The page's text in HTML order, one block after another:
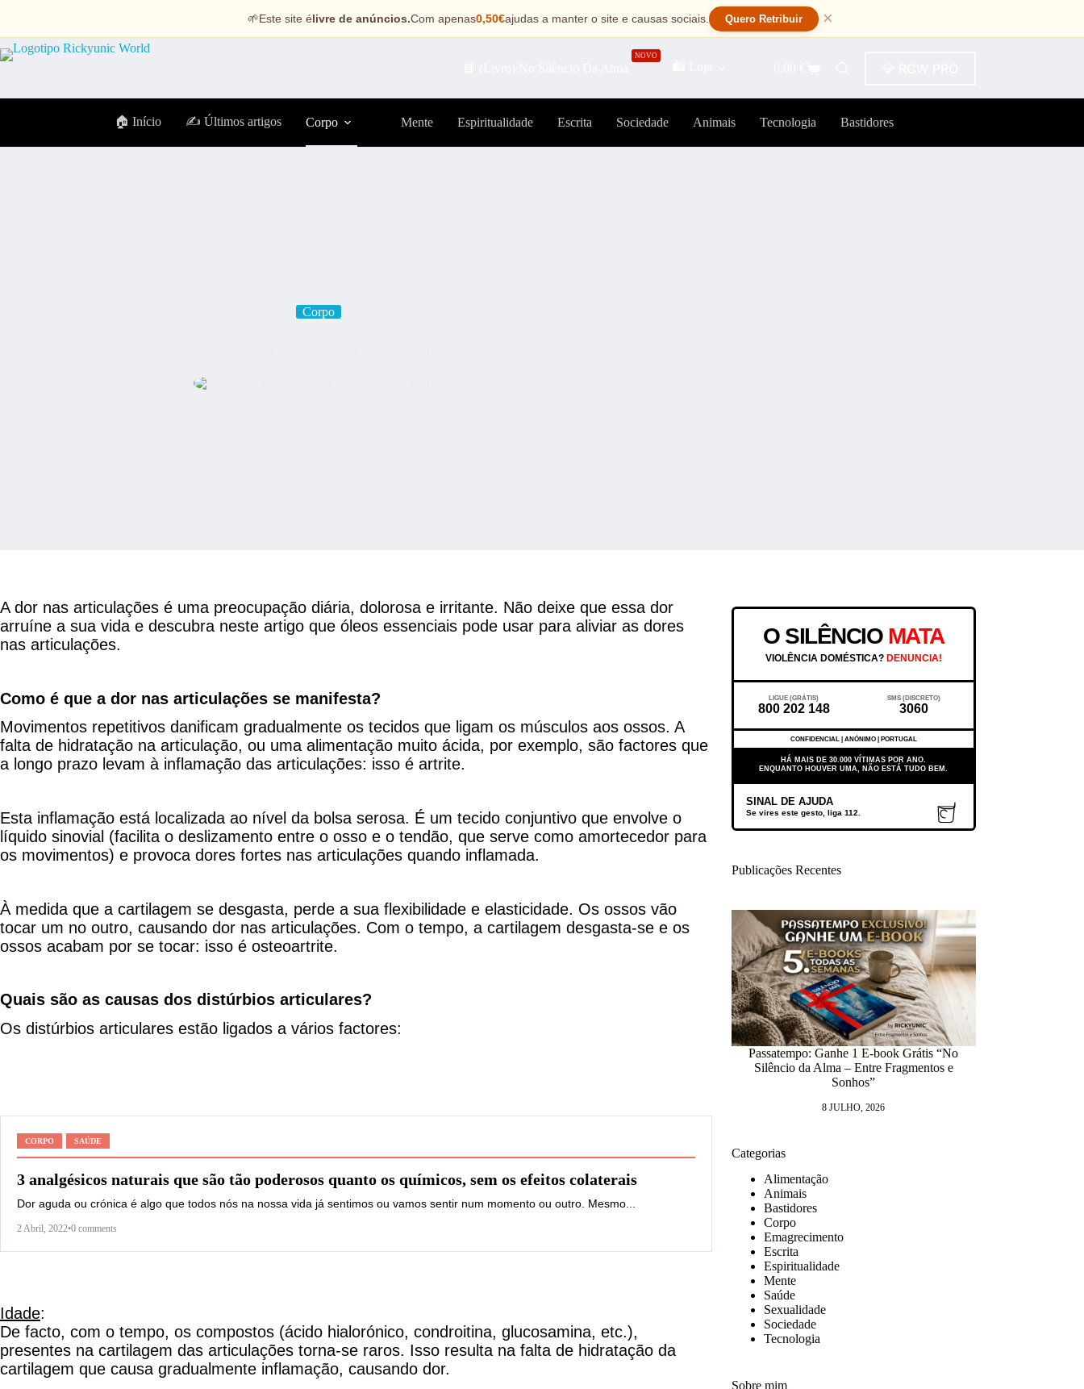
🌱Este site élivre de anúncios.Com apenas0,50€ajudas a manter o site e causas sociais. Quero Retribuir ×
NOVO
🏠 Início ✍️ Últimos artigos Corpo Mente Espiritualidade Escrita Sociedade Animais Tecnologia Bastidores
Corpo
A dor nas articulações é uma preocupação diária, dolorosa e irritante. Não deixe que essa dor
arruíne a sua vida e descubra neste artigo que óleos essenciais pode usar para aliviar as dores
nas articulações.
Como é que a dor nas articulações se manifesta?
Movimentos repetitivos danificam gradualmente os tecidos que ligam os músculos aos ossos. A
falta de hidratação na articulação, ou uma alimentação muito ácida, por exemplo, são factores que
a longo prazo levam à inflamação das articulações: isso é artrite.
Esta inflamação está localizada ao nível da bolsa serosa. É um tecido conjuntivo que envolve o
líquido sinovial (facilita o deslizamento entre o osso e o tendão, que serve como amortecedor para
os movimentos) e provoca dores fortes nas articulações quando inflamada.
À medida que a cartilagem se desgasta, perde a sua flexibilidade e elasticidade. Os ossos vão
tocar um no outro, causando dor nas articulações. Com o tempo, a cartilagem desgasta-se e os
ossos acabam por se tocar: isso é osteoartrite.
Quais são as causas dos distúrbios articulares?
Os distúrbios articulares estão ligados a vários factores:
CORPO SAÚDE
3 analgésicos naturais que são tão poderosos quanto os químicos, sem os efeitos colaterais
Dor aguda ou crónica é algo que todos nós na nossa vida já sentimos ou vamos sentir num momento ou outro. Mesmo...
2 Abril, 2022•0 comments
Idade:
De facto, com o tempo, os compostos (ácido hialorónico, condroitina, glucosamina, etc.),
presentes na cartilagem das articulações torna-se raros. Isso resulta na falta de hidratação da
cartilagem que causa gradualmente inflamação, causando dor.
O SILÊNCIO MATA
VIOLÊNCIA DOMÉSTICA? DENUNCIA!
LIGUE (GRÁTIS)
800 202 148
SMS (DISCRETO)
3060
CONFIDENCIAL | ANÓNIMO | PORTUGAL
HÁ MAIS DE 30.000 VÍTIMAS POR ANO.
ENQUANTO HOUVER UMA, NÃO ESTÁ TUDO BEM.
SINAL DE AJUDA
Se vires este gesto, liga 112.
Publicações Recentes
Passatempo: Ganhe 1 E-book Grátis “No
Silêncio da Alma – Entre Fragmentos e
Sonhos”
8 JULHO, 2026
Categorias
Alimentação
Animais
Bastidores
Corpo
Emagrecimento
Escrita
Espiritualidade
Mente
Saúde
Sexualidade
Sociedade
Tecnologia
Sobre mim